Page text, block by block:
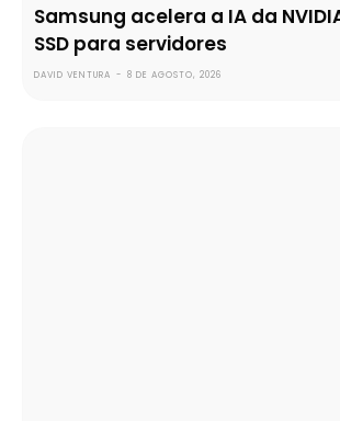
Samsung acelera a IA da
SSD para servidores
DAVID VENTURA - 8 DE AGOSTO, 2026